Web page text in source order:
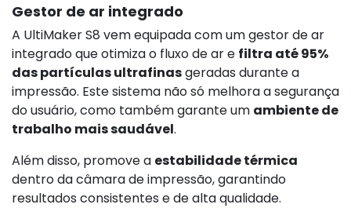
Gestor de ar integrado
A UltiMaker S8 vem equipada com um gestor de ar
integrado que otimiza o fluxo de ar e filtra até 95%
das partículas ultrafinasgeradas durante a
impressão. Este sistema não só melhora a segurança
do usuário, como também garante um ambiente de
trabalho mais saudável.
Além disso, promove a estabilidade térmica
dentro da câmara de impressão, garantindo
resultados consistentes e de alta qualidade.